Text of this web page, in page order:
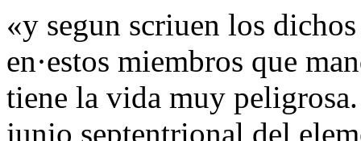
«y segun scriuen los
en·estos miembros que
tiene la vida muy
junio septentrional del